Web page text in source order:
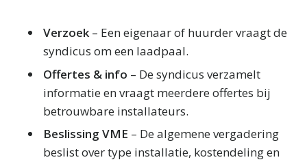
Verzoek – Een eigenaar of huurder vraagt de
syndicus om een laadpaal.
Offertes & info – De syndicus verzamelt
informatie en vraagt meerdere offertes bij
betrouwbare installateurs.
Beslissing VME – De algemene vergadering
beslist over type installatie, kostendeling en